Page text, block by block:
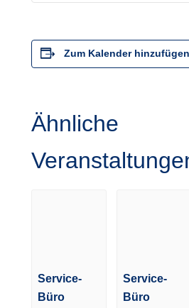
Zum Kalender hinzufügen
Ähnliche
Service-
Büro
Service-
Büro